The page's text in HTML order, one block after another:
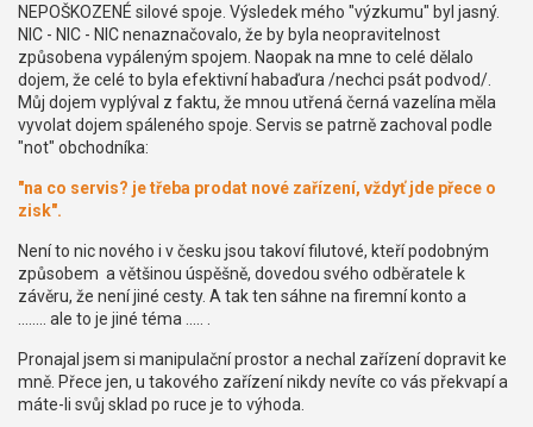
NEPOŠKOZENÉ silové spoje. Výsledek mého "výzkumu" byl jasný.
NIC - NIC - NIC nenaznačovalo, že by byla neopravitelnost
způsobena vypáleným spojem. Naopak na mne to celé dělalo
dojem, že celé to byla efektivní habaďura /nechci psát podvod/.
Můj dojem vyplýval z faktu, že mnou utřená černá vazelína měla
vyvolat dojem spáleného spoje. Servis se patrně zachoval podle
"not" obchodníka:
"na co servis? je třeba prodat nové zařízení, vždyť jde přece o
zisk".
Není to nic nového i v česku jsou takoví filutové, kteří podobným
způsobem a většinou úspěšně, dovedou svého odběratele k
závěru, že není jiné cesty. A tak ten sáhne na firemní konto a
........ ale to je jiné téma ..... .
Pronajal jsem si manipulační prostor a nechal zařízení dopravit ke
mně. Přece jen, u takového zařízení nikdy nevíte co vás překvapí a
máte-li svůj sklad po ruce je to výhoda.